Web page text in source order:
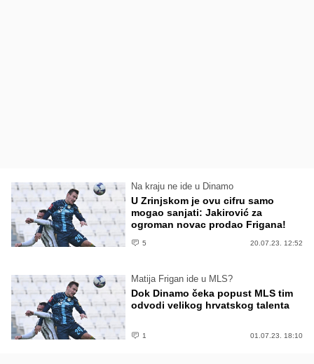
Na kraju ne ide u Dinamo
U Zrinjskom je ovu cifru samo
mogao sanjati: Jakirović za
ogroman novac prodao Frigana!
5 20.07.23. 12:52
Matija Frigan ide u MLS?
Dok Dinamo čeka popust MLS tim
odvodi velikog hrvatskog talenta
1 01.07.23. 18:10